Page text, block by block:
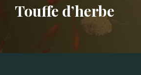
Touffe d’herbe